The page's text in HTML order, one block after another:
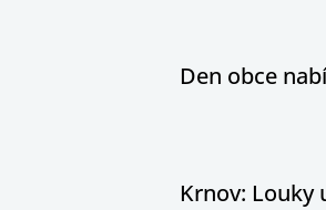
Den obce
Krnov: Louky